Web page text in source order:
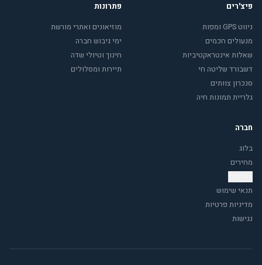
פיצ'רים
ניווט GPS ומפות
מנעולים חכמים
שאלות אינטראקטיביות
דשבורד שליטה חי
סנכרון צוותים
גלריית תמונות חיה
פתרונות
מוזיאונים ואתרי מורשת
ימי גיבוש חברה
חינוך וטיולי שדה
תיירות ומסלולים
חברה
בלוג
מחירים
תנאי שימוש
מדיניות פרטיות
נגישות